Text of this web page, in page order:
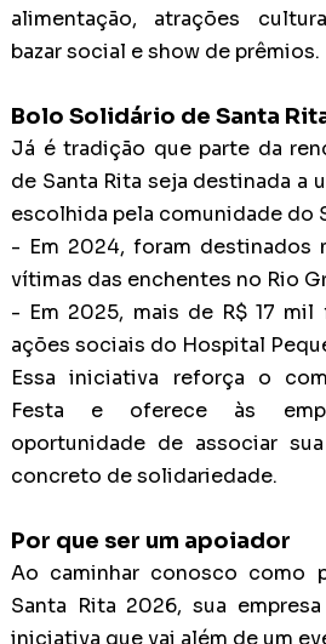
alimentação, atrações
bazar social e show de prêmios.
Bolo Solidário de Santa
Já é tradição que parte da
de Santa Rita seja destinada a
escolhida pela comunidade do
- Em 2024, foram destinados
vítimas das enchentes no Rio
- Em 2025, mais de R$ 17 mil
ações sociais do Hospital
Essa iniciativa reforça o
Festa e oferece às
oportunidade de associar
concreto de solidariedade.
Por que ser um apoiador
Ao caminhar conosco como
Santa Rita 2026, sua
iniciativa que vai além de um